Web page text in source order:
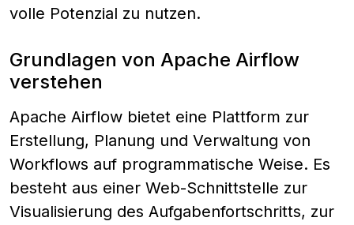
volle Potenzial zu nutzen.
Grundlagen von Apache Airflow
verstehen
Apache Airflow bietet eine Plattform zur
Erstellung, Planung und Verwaltung von
Workflows auf programmatische Weise. Es
besteht aus einer Web-Schnittstelle zur
Visualisierung des Aufgabenfortschritts, zur